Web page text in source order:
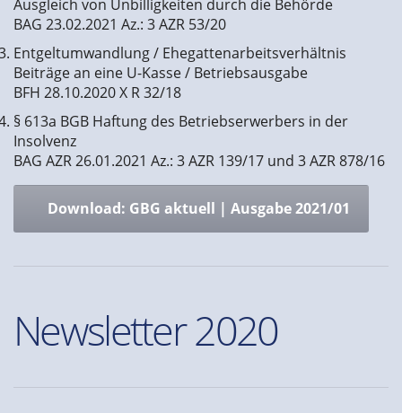
Ausgleich von Unbilligkeiten durch die Behörde
BAG 23.02.2021 Az.: 3 AZR 53/20
Entgeltumwandlung / Ehegattenarbeitsverhältnis
Beiträge an eine U-Kasse / Betriebsausgabe
BFH 28.10.2020 X R 32/18
§ 613a BGB Haftung des Betriebserwerbers in der
Insolvenz
BAG AZR 26.01.2021 Az.: 3 AZR 139/17 und 3 AZR 878/16
Download: GBG aktuell | Ausgabe 2021/01
Newsletter 2020